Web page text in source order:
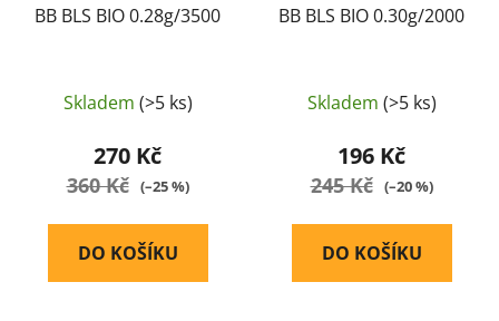
BB BLS BIO 0.28g/3500
Skladem (>5 ks)
270 Kč
360 Kč (–25 %)
DO KOŠÍKU
BB BLS BIO 0.30g/2000
Skladem (>5 ks)
196 Kč
245 Kč (–20 %)
DO KOŠÍKU